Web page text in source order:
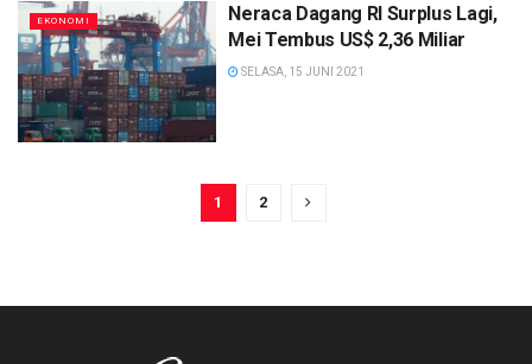
EKONOMI
Neraca Dagang RI Surplus Lagi,
Mei Tembus US$ 2,36 Miliar
SELASA, 15 JUNI 2021
1 2